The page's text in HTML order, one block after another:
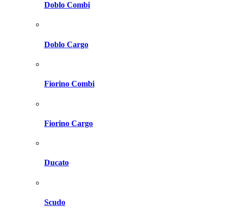
Doblo Combi
Doblo Cargo
Fiorino Combi
Fiorino Cargo
Ducato
Scudo